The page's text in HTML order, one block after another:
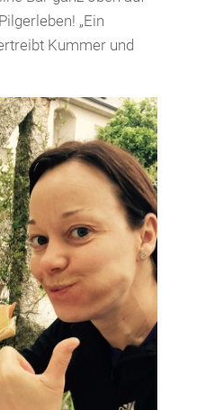
„Ein
Kummer und